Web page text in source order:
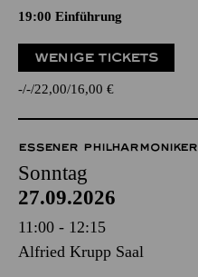
19:00 Einführung
WENIGE TICKETS
- - 22,00 16,00 €
ESSENER PHILHARMONIKER
Sonntag
27.09.2026
11:00 - 12:15
Alfried Krupp Saal